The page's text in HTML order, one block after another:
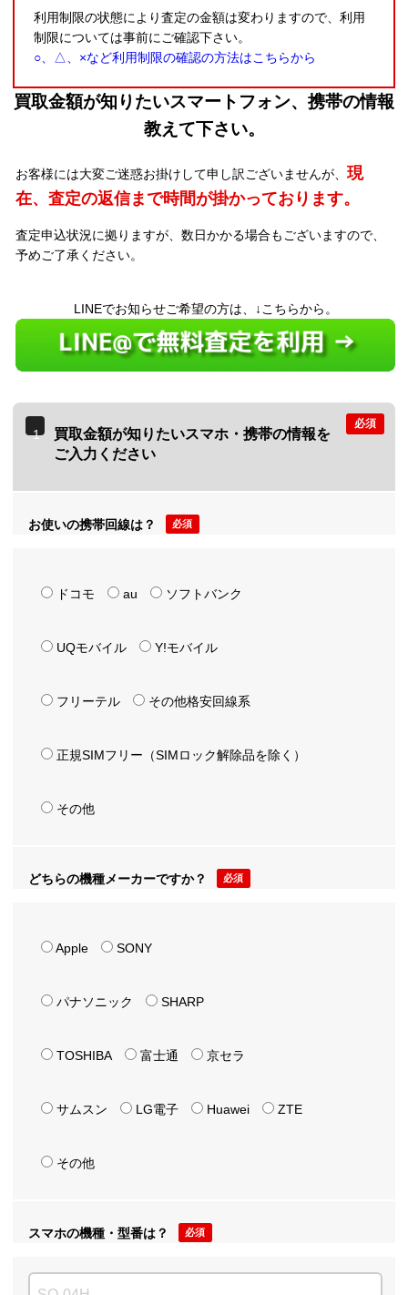
利用制限の状態により査定の金額は変わりますので、利用
制限については事前にご確認下さい。
○、△、×など利用制限の確認の方法はこちらから
買取金額が知りたいスマートフォン、携帯の情報
教えて下さい。
お客様には大変ご迷惑お掛けして申し訳ございませんが、 現
在、査定の返信まで時間が掛かっております。
査定申込状況に拠りますが、数日かかる場合もございますので、
予めご了承ください。
LINEでお知らせご希望の方は、↓こちらから。
1
買取金額が知りたいスマホ・携帯の情報を
ご入力ください
必須
お使いの携帯回線は？ 必須
ドコモ au ソフトバンク
UQモバイル Y!モバイル
フリーテル その他格安回線系
正規SIMフリー（SIMロック解除品を除く）
その他
どちらの機種メーカーですか？ 必須
Apple SONY
パナソニック SHARP
TOSHIBA 富士通 京セラ
サムスン LG電子 Huawei ZTE
その他
スマホの機種・型番は？ 必須